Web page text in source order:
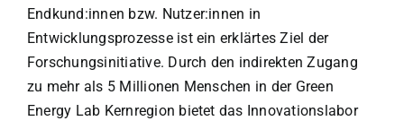
Endkund:innen bzw. Nutzer:innen in
Entwicklungsprozesse ist ein erklärtes Ziel der
Forschungsinitiative. Durch den indirekten Zugang
zu mehr als 5 Millionen Menschen in der Green
Energy Lab Kernregion bietet das Innovationslabor